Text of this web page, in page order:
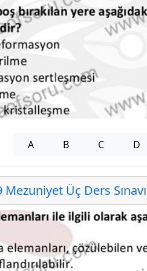
A B C D
Üç Ders Sınavı